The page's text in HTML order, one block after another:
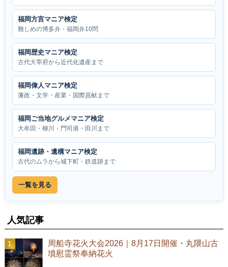
福岡方言マニア検定
難しめの博多弁・福岡弁10問
福岡歴史マニア検定
古代大宰府から近代化遺産まで
福岡偉人マニア検定
藩政・文学・産業・国際貢献まで
福岡ご当地グルメマニア検定
大牟田・柳川・門司港・田川まで
福岡遺跡・遺構マニア検定
古代のムラから城下町・鉄道跡まで
一覧を見る
人気記事
周船寺花火大会2026｜8月17日開催・丸隈山古
墳慰霊祭奉納花火